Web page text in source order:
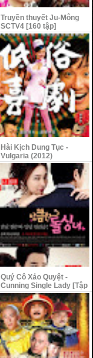
Truyền thuyết Ju-Mông
SCTV4 [160 tập]
Hài Kịch Dung Tục -
Vulgaria (2012)
Quý Cô Xảo Quyệt -
Cunning Single Lady [Tập
9 Vietsub]